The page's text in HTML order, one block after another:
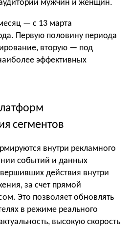
мужчин и женщин.
— с 13 марта
Первую половину периода
вторую — под
эффективных
сегментов
внутри рекламного
событий и данных
действия внутри
за счет прямой
Это позволяет обновлять
в режиме реального
высокую скорость